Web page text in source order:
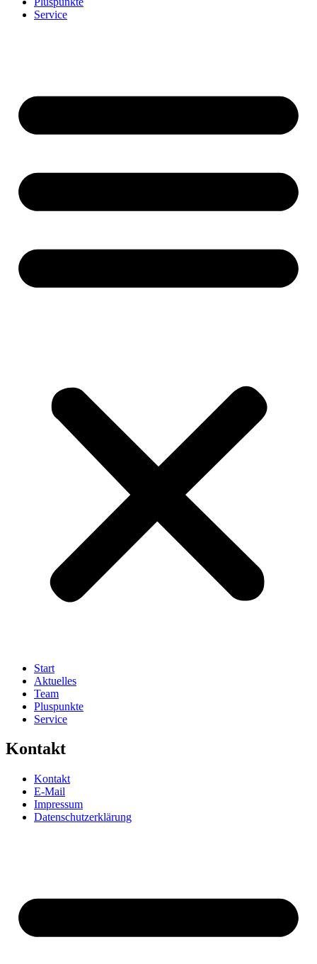
Service
Start
Aktuelles
Team
Pluspunkte
Service
Kontakt
Kontakt
E-Mail
Impressum
Datenschutzerklärung